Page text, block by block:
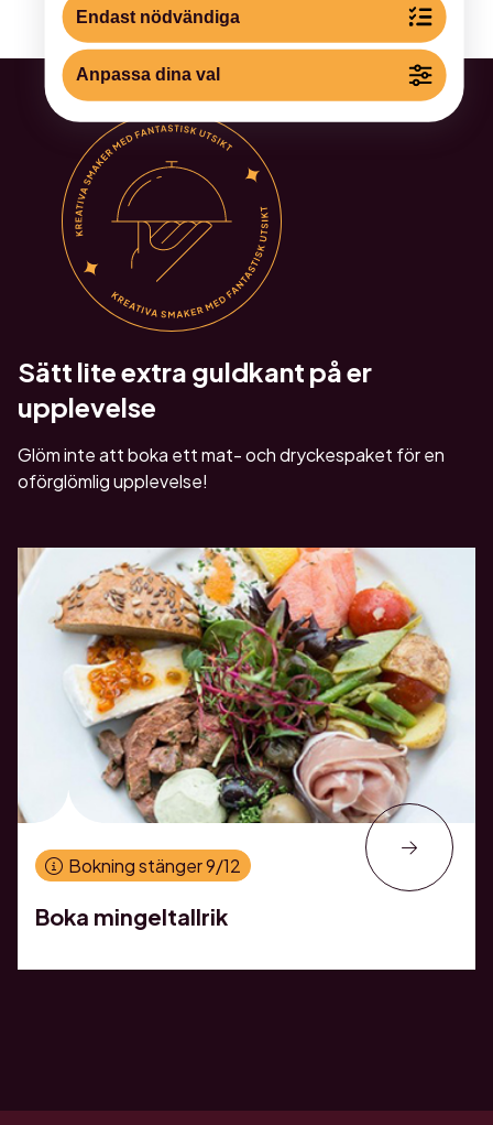
Sätt lite extra guldkant på er
upplevelse
Glöm inte att boka ett mat- och dryckespaket för en
oförglömlig upplevelse!
Bokning stänger 9/12
Boka mingeltallrik
Endast nödvändiga
Anpassa dina val